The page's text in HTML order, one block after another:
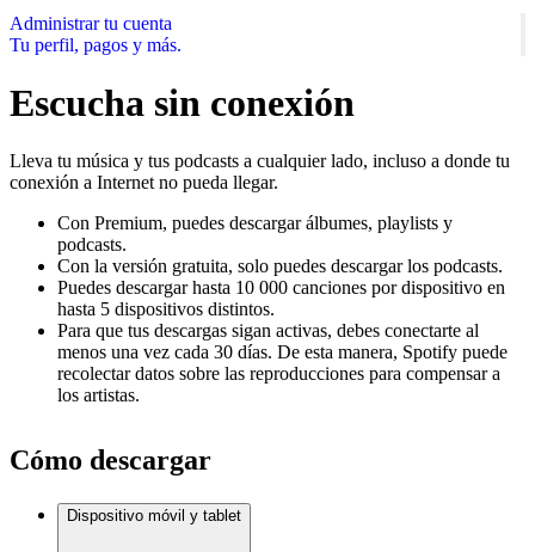
Administrar tu cuenta
Tu perfil, pagos y más.
Escucha sin conexión
Lleva tu música y tus podcasts a cualquier lado, incluso a donde tu
conexión a Internet no pueda llegar.
Con Premium, puedes descargar álbumes, playlists y
podcasts.
Con la versión gratuita, solo puedes descargar los podcasts.
Puedes descargar hasta 10 000 canciones por dispositivo en
hasta 5 dispositivos distintos.
Para que tus descargas sigan activas, debes conectarte al
menos una vez cada 30 días. De esta manera, Spotify puede
recolectar datos sobre las reproducciones para compensar a
los artistas.
Cómo descargar
Dispositivo móvil y tablet